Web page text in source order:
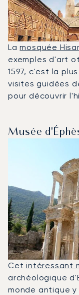
Lamosquée Hisar
exemples d'art
1597, c'est la
visites guidées
pour découvrir
Musée
Cetintéressant
archéologique
monde antique